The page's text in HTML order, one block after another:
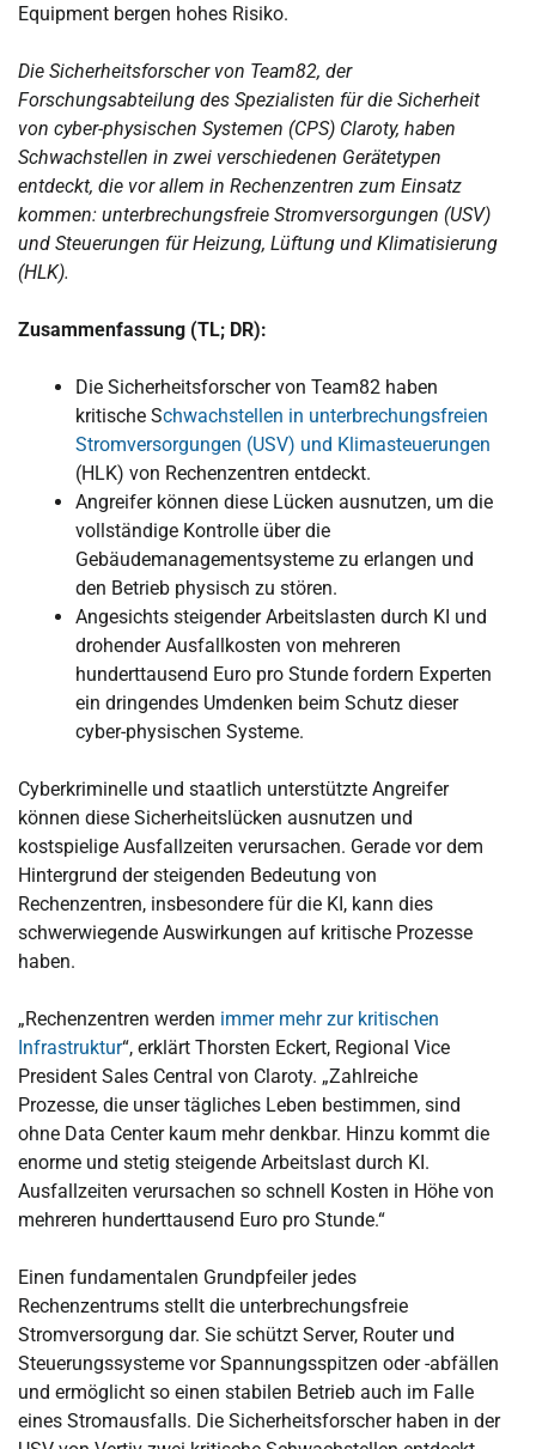
Equipment bergen hohes Risiko.
Die Sicherheitsforscher von Team82, der
Forschungsabteilung des Spezialisten für die Sicherheit
von cyber-physischen Systemen (CPS) Claroty, haben
Schwachstellen in zwei verschiedenen Gerätetypen
entdeckt, die vor allem in Rechenzentren zum Einsatz
kommen: unterbrechungsfreie Stromversorgungen (USV)
und Steuerungen für Heizung, Lüftung und Klimatisierung
(HLK).
Zusammenfassung (TL; DR):
Die Sicherheitsforscher von Team82 haben
kritische Schwachstellen in unterbrechungsfreien
Stromversorgungen (USV) und Klimasteuerungen
(HLK) von Rechenzentren entdeckt.
Angreifer können diese Lücken ausnutzen, um die
vollständige Kontrolle über die
Gebäudemanagementsysteme zu erlangen und
den Betrieb physisch zu stören.
Angesichts steigender Arbeitslasten durch KI und
drohender Ausfallkosten von mehreren
hunderttausend Euro pro Stunde fordern Experten
ein dringendes Umdenken beim Schutz dieser
cyber-physischen Systeme.
Cyberkriminelle und staatlich unterstützte Angreifer
können diese Sicherheitslücken ausnutzen und
kostspielige Ausfallzeiten verursachen. Gerade vor dem
Hintergrund der steigenden Bedeutung von
Rechenzentren, insbesondere für die KI, kann dies
schwerwiegende Auswirkungen auf kritische Prozesse
haben.
„Rechenzentren werden immer mehr zur kritischen
Infrastruktur“, erklärt Thorsten Eckert, Regional Vice
President Sales Central von Claroty. „Zahlreiche
Prozesse, die unser tägliches Leben bestimmen, sind
ohne Data Center kaum mehr denkbar. Hinzu kommt die
enorme und stetig steigende Arbeitslast durch KI.
Ausfallzeiten verursachen so schnell Kosten in Höhe von
mehreren hunderttausend Euro pro Stunde.“
Einen fundamentalen Grundpfeiler jedes
Rechenzentrums stellt die unterbrechungsfreie
Stromversorgung dar. Sie schützt Server, Router und
Steuerungssysteme vor Spannungsspitzen oder -abfällen
und ermöglicht so einen stabilen Betrieb auch im Falle
eines Stromausfalls. Die Sicherheitsforscher haben in der